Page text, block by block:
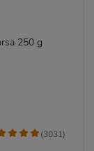
250 g
(3031)